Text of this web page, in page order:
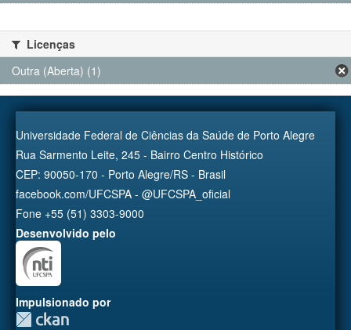
Licenças
Outra (Aberta) (1)
Universidade Federal de Ciências da Saúde de Porto Alegre
Rua Sarmento Leite, 245 - Bairro Centro Histórico
CEP: 90050-170 - Porto Alegre/RS - Brasil
facebook.com/UFCSPA - @UFCSPA_oficial
Fone +55 (51) 3303-9000
Desenvolvido pelo
Impulsionado por